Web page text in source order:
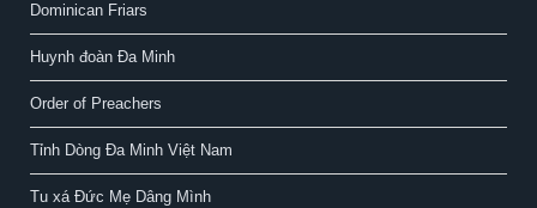
Dominican Friars
Huynh đoàn Đa Minh
Order of Preachers
Tỉnh Dòng Đa Minh Việt Nam
Tu xá Đức Mẹ Dâng Mình